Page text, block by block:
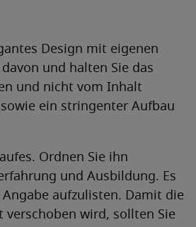
Design mit eigenen
und halten Sie das
und nicht vom Inhalt
ein stringenter Aufbau
Ordnen Sie ihn
und Ausbildung. Es
aufzulisten. Damit die
verschoben wird, sollten Sie